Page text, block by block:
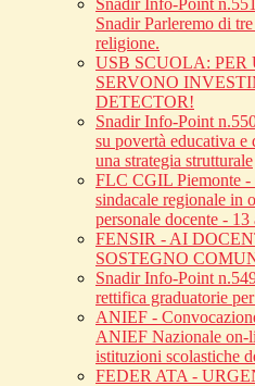
Snadir Info-Point
Snadir Parleremo di
religione.
USB SCUOLA:
SERVONO
DETECTOR!
Snadir Info-Point
su povertà educativa e
una strategia strutturale
FLC CGIL Piemonte -
sindacale regionale in
personale docente -
FENSIR - AI
SOSTEGNO
Snadir Info-Point
rettifica graduatorie
ANIEF -
ANIEF Nazionale on-
istituzioni scolastiche
FEDER ATA -